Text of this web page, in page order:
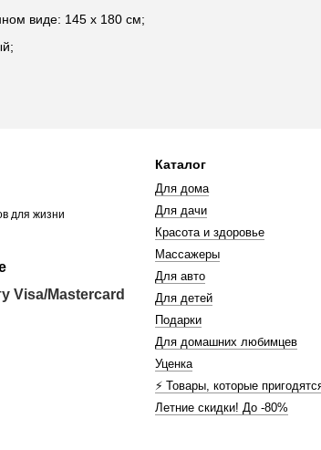
виде: 145 х 180 см;
для жизни
Каталог
Для дома
Для дачи
Красота и здоровье
Массажеры
Для авто
Для детей
Подарки
Для домашних любимцев
Уценка
⚡️ Товары, которые
Летние скидки! До -80%